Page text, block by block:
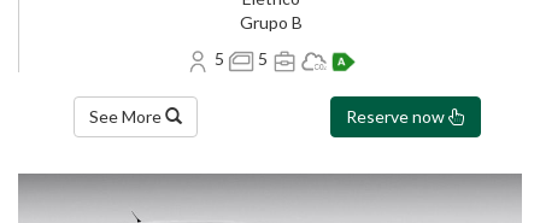
Grupo B
5
5
See More Reserve now